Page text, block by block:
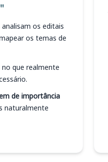
analisam os editais
os temas de
no que realmente
de importância
naturalmente